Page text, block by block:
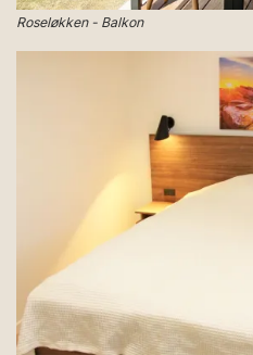
Roseløkken - Balkon